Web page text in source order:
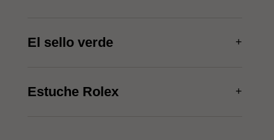
El sello verde +
Estuche Rolex +